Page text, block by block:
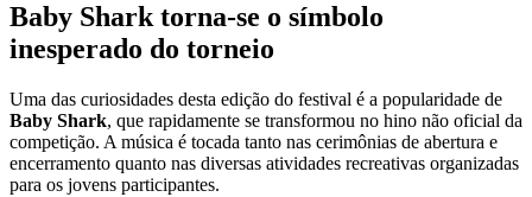
Baby Shark torna-se o símbolo
inesperado do torneio
Uma das curiosidades desta edição do festival é a popularidade de
Baby Shark, que rapidamente se transformou no hino não oficial da
competição. A música é tocada tanto nas cerimônias de abertura e
encerramento quanto nas diversas atividades recreativas organizadas
para os jovens participantes.